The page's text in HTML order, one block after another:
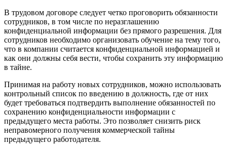
В трудовом договоре следует четко проговорить обязанности
сотрудников, в том числе по неразглашению
конфиденциальной информации без прямого разрешения. Для
сотрудников необходимо организовать обучение на тему того,
что в компании считается конфиденциальной информацией и
как они должны себя вести, чтобы сохранить эту информацию
в тайне.
Принимая на работу новых сотрудников, можно использовать
контрольный список по введению в должность, где от них
будет требоваться подтвердить выполнение обязанностей по
сохранению конфиденциальности информации с
предыдущего места работы. Это позволяет снизить риск
неправомерного получения коммерческой тайны
предыдущего работодателя.